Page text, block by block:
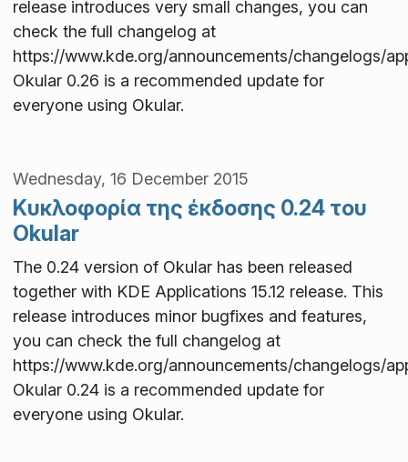
release introduces very small changes, you can
check the full changelog at
https://www.kde.org/announcements/changelogs/
Okular 0.26 is a recommended update for
everyone using Okular.
Wednesday, 16 December 2015
Κυκλοφορία της έκδοσης 0.24 του
Okular
The 0.24 version of Okular has been released
together with KDE Applications 15.12 release. This
release introduces minor bugfixes and features,
you can check the full changelog at
https://www.kde.org/announcements/changelogs/
Okular 0.24 is a recommended update for
everyone using Okular.